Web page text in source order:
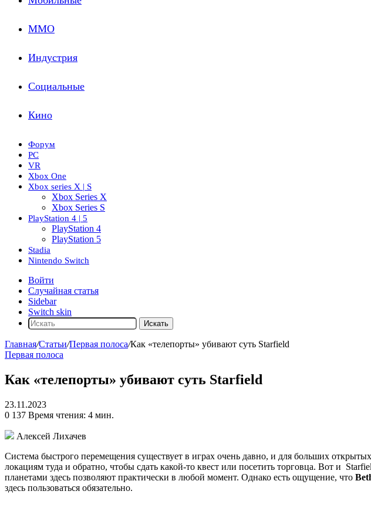
ММО
Индустрия
Социальные
Кино
Форум
PC
VR
Xbox One
Xbox series X | S
Xbox Series X
Xbox Series S
PlayStation 4 | 5
PlayStation 4
PlayStation 5
Stadia
Nintendo Switch
Войти
Случайная статья
Sidebar
Switch skin
Искать
Главная/Статьи/Первая полоса/Как «телепорты» убивают суть Starfield
Первая полоса
Как «телепорты» убивают суть Starfield
23.11.2023
0 137 Время чтения: 4 мин.
Алексей Лихачев
Система быстрого перемещения существует в играх очень давно, и для больших
локациям туда и обратно, чтобы сдать какой-то квест или посетить торговца. Вот и
планетами здесь позволяют практически в любой момент. Однако есть ощущение, что
здесь пользоваться обязательно.